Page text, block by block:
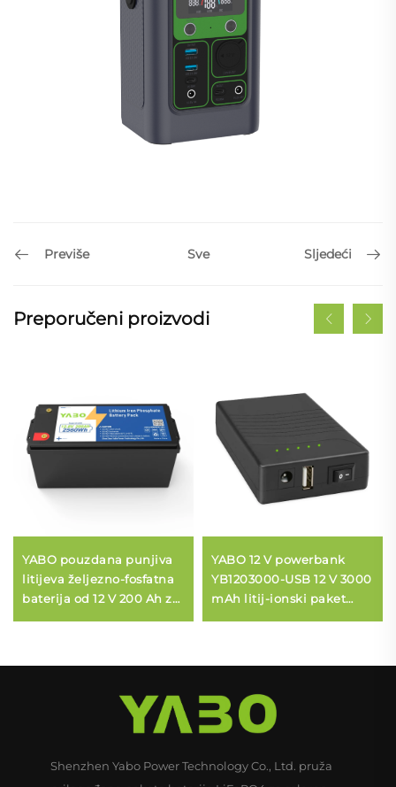
Previše Sve Sljedeći
Preporučeni proizvodi
YABO pouzdana punjiva
litijeva željezno-fosfatna
baterija od 12 V 200 Ah za
YABO 12 V powerbank
YB1203000-USB 12 V 3000
mAh litij-ionski paket
Shenzhen Yabo Power Technology Co., Ltd. pruža